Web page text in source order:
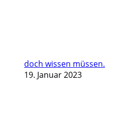
doch wissen müssen.
19. Januar 2023